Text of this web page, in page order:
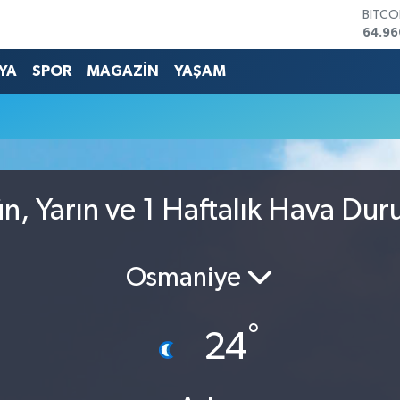
13.779
SPOR MAGAZİN YAŞAM
Yarın ve 1 Haftalık Hava
Osmaniye
24°